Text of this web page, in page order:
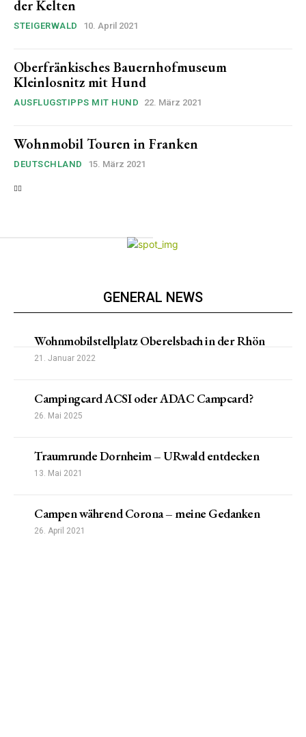
der Kelten
STEIGERWALD 10. April 2021
Oberfränkisches Bauernhofmuseum
Kleinlosnitz mit Hund
AUSFLUGSTIPPS MIT HUND 22. März 2021
Wohnmobil Touren in Franken
DEUTSCHLAND 15. März 2021
GENERAL NEWS
Wohnmobilstellplatz Oberelsbach in der Rhön
21. Januar 2022
Campingcard ACSI oder ADAC Campcard?
26. Mai 2025
Traumrunde Dornheim – URwald entdecken
13. Mai 2021
Campen während Corona – meine Gedanken
26. April 2021